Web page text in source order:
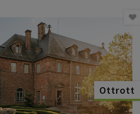
Ottrott